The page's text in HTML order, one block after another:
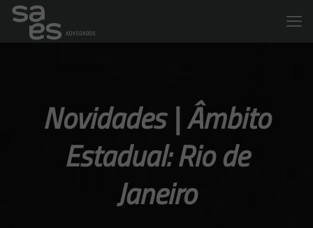
Novidades | Âmbito
Estadual: Rio de
Janeiro